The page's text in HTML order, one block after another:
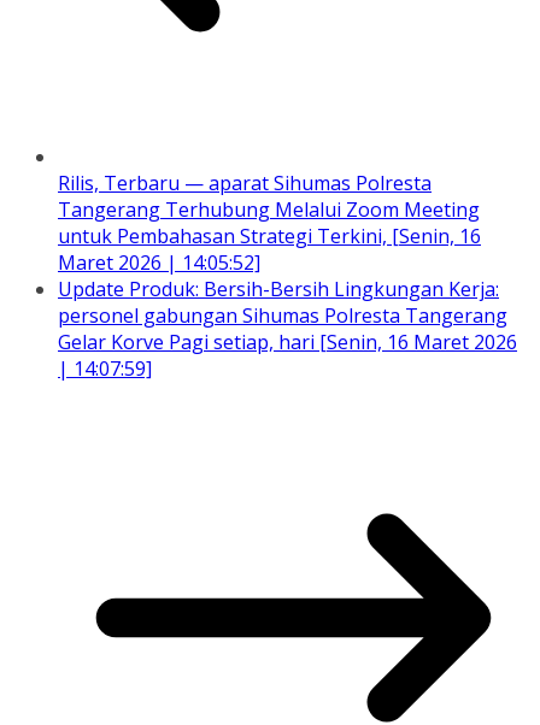
Rilis, Terbaru — aparat Sihumas Polresta
Tangerang Terhubung Melalui Zoom Meeting
untuk Pembahasan Strategi Terkini, [Senin, 16
Maret 2026 | 14:05:52]
Update Produk: Bersih-Bersih Lingkungan Kerja:
personel gabungan Sihumas Polresta Tangerang
Gelar Korve Pagi setiap, hari [Senin, 16 Maret 2026
| 14:07:59]